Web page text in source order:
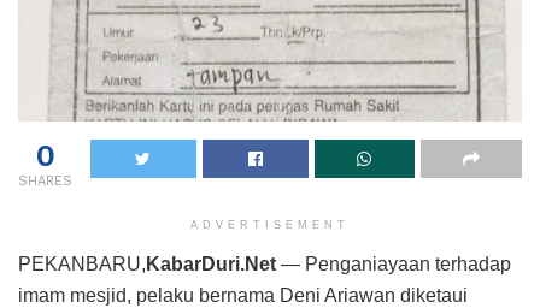
0
SHARES
ADVERTISEMENT
PEKANBARU, KabarDuri.Net — Penganiayaan terhadap
imam mesjid, pelaku bernama Deni Ariawan diketaui